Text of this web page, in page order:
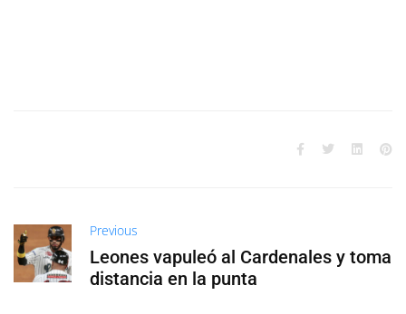
Previous
Leones vapuleó al Cardenales y toma
distancia en la punta